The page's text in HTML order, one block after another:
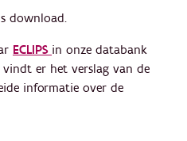
download.
ECLIPS in onze databank
er het verslag van de
informatie over de